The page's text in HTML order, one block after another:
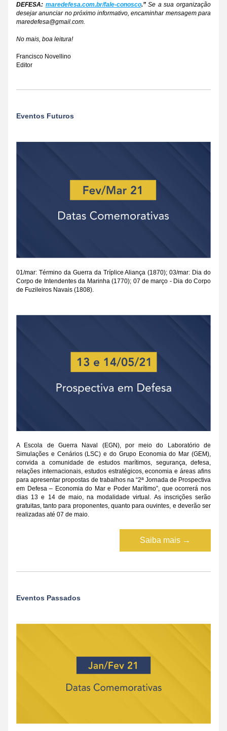
DEFESA: maredefesa.com.br/fale-conosco.” Se a sua organização
desejar anunciar no próximo informativo, encaminhar mensagem para
maredefesa@gmail.com.
No mais, boa leitura!
Francisco Novellino
Editor
Eventos Futuros
01/mar: Término da Guerra da Tríplice Aliança (1870); 03/mar: Dia do
Corpo de Intendentes da Marinha (1770); 07 de março - Dia do Corpo
de Fuzileiros Navais (1808).
A Escola de Guerra Naval (EGN), por meio do Laboratório de
Simulações e Cenários (LSC) e do Grupo Economia do Mar (GEM),
convida a comunidade de estudos marítimos, segurança, defesa,
relações internacionais, estudos estratégicos, economia e áreas afins
para apresentar propostas de trabalhos na “2ª Jornada de Prospectiva
em Defesa – Economia do Mar e Poder Marítimo”, que ocorrerá nos
dias 13 e 14 de maio, na modalidade virtual. As inscrições serão
gratuitas, tanto para proponentes, quanto para ouvintes, e deverão ser
realizadas até 07 de maio.
Saiba mais →
Eventos Passados